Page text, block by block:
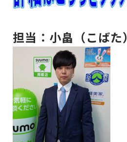
担当：小畠（こばた）